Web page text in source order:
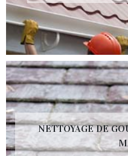
NETTOYAGE DE